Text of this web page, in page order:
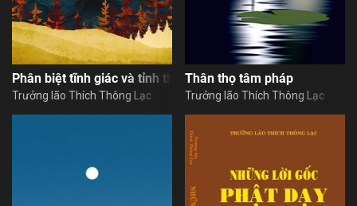
Phân biệt tĩnh giác và tỉnh thức
Trưởng lão Thích Thông Lạc
Thân thọ tâm pháp
Trưởng lão Thích Thông Lạc
Nhấn vào nút “đăng ký” khẳng định bạn đã đọc và đồng ý với
Nội Quy Sử Dụng Website
Đăng ký nhận tin bài qua email
Trở lại
Đăng nhập
Sign in